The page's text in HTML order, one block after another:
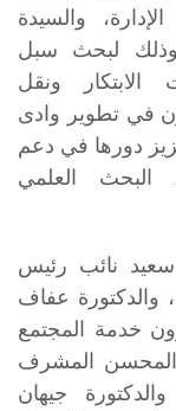
والسيدة
وذلك لبحث سبل
ونقل
في تطوير وادى
دورها في دعم
البحث العلمي
نائب رئيس
والدكتورة عفاف
خدمة المجتمع
المحسن المشرف
جيهان